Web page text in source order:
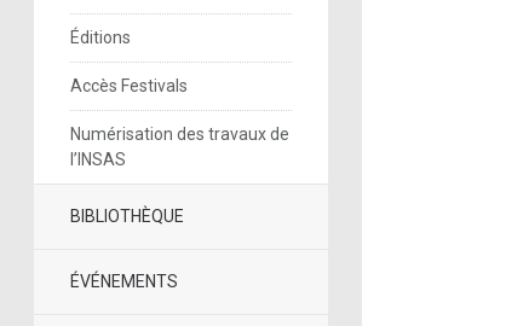
Éditions
Accès Festivals
Numérisation des travaux de
l’INSAS
BIBLIOTHÈQUE
ÉVÉNEMENTS